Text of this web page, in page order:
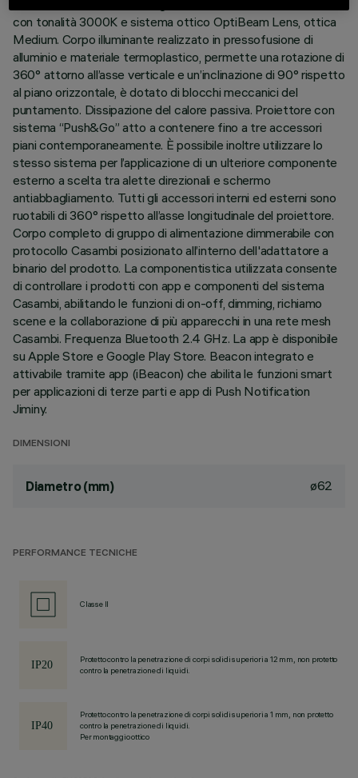
con tonalità 3000K e sistema ottico OptiBeam Lens, ottica
Medium. Corpo illuminante realizzato in pressofusione di
alluminio e materiale termoplastico, permette una rotazione di
360° attorno all’asse verticale e un’inclinazione di 90° rispetto
al piano orizzontale, è dotato di blocchi meccanici del
puntamento. Dissipazione del calore passiva. Proiettore con
sistema “Push&Go” atto a contenere fino a tre accessori
piani contemporaneamente. È possibile inoltre utilizzare lo
stesso sistema per l’applicazione di un ulteriore componente
esterno a scelta tra alette direzionali e schermo
antiabbagliamento. Tutti gli accessori interni ed esterni sono
ruotabili di 360° rispetto all’asse longitudinale del proiettore.
Corpo completo di gruppo di alimentazione dimmerabile con
protocollo Casambi posizionato all’interno dell'adattatore a
binario del prodotto. La componentistica utilizzata consente
di controllare i prodotti con app e componenti del sistema
Casambi, abilitando le funzioni di on-off, dimming, richiamo
scene e la collaborazione di più apparecchi in una rete mesh
Casambi. Frequenza Bluetooth 2.4 GHz. La app è disponibile
su Apple Store e Google Play Store. Beacon integrato e
attivabile tramite app (iBeacon) che abilita le funzioni smart
per applicazioni di terze parti e app di Push Notification
Jiminy.
DIMENSIONI
Diametro (mm) ø62
PERFORMANCE TECNICHE
Classe II
Protetto contro la penetrazione di corpi solidi superiori a 12 mm, non protetto
contro la penetrazione di liquidi.
Protetto contro la penetrazione di corpi solidi superiori a 1 mm, non protetto
contro la penetrazione di liquidi.
Per montaggio ottico